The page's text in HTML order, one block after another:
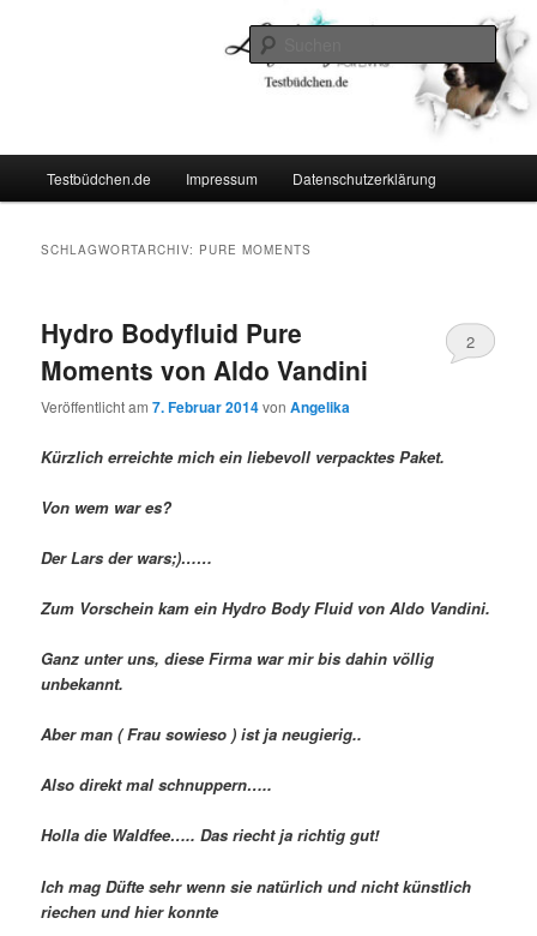
Testbüdchen.de Impressum Datenschutzerklärung
SCHLAGWORTARCHIV: PURE MOMENTS
Hydro Bodyfluid Pure
Moments von Aldo Vandini
Veröffentlicht am7. Februar 2014vonAngelika
2
Kürzlich erreichte mich ein liebevoll verpacktes Paket.
Von wem war es?
Der Lars der wars;)……
Zum Vorschein kam ein Hydro Body Fluid von Aldo Vandini.
Ganz unter uns, diese Firma war mir bis dahin völlig
unbekannt.
Aber man ( Frau sowieso ) ist ja neugierig..
Also direkt mal schnuppern…..
Holla die Waldfee….. Das riecht ja richtig gut!
Ich mag Düfte sehr wenn sie natürlich und nicht künstlich
riechen und hier konnte